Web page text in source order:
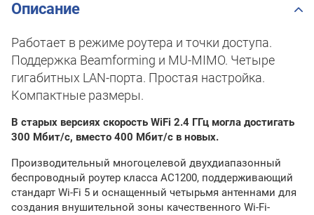
Описание
Работает в режиме роутера и точки доступа.
Поддержка Beamforming и MU-MIMO. Четыре
гигабитных LAN-порта. Простая настройка.
Компактные размеры.
В старых версиях скорость WiFi 2.4 ГГц могла достигать
300 Мбит/с, вместо 400 Мбит/с в новых.
Производительный многоцелевой двухдиапазонный
беспроводный роутер класса АС1200, поддерживающий
стандарт Wi-Fi 5 и оснащенный четырьмя антеннами для
создания внушительной зоны качественного Wi-Fi-